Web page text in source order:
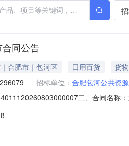
同公告
合肥市｜包河区 日用百货
货物
招标单位： 合肥包河公共资
二、合同名称
雅驯商贸有限公司地址：安徽省合肥